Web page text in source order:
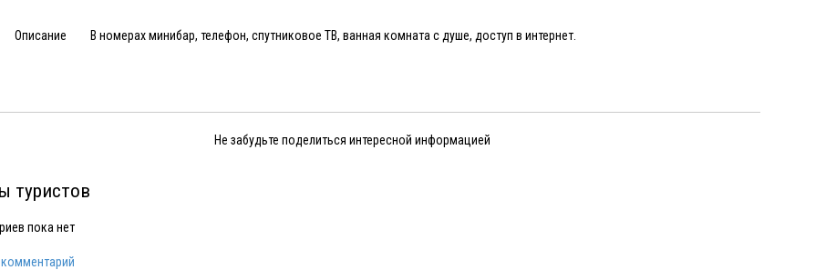
Описание В номерах минибар, телефон, спутниковое ТВ, ванная комната с душе, доступ в интернет.
Не забудьте поделиться интересной информацией
туристов
пока нет